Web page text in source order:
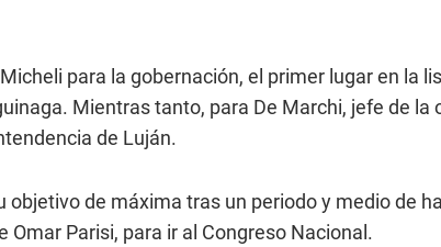
para la gobernación, el primer lugar en la
Mientras tanto, para De Marchi, jefe de la
de Luján.
objetivo de máxima tras un periodo y medio de
Parisi, para ir al Congreso Nacional.